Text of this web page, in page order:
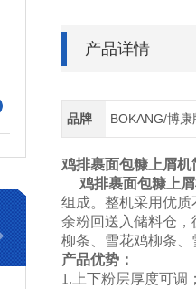
产品详情
品牌 BOKANG/博康
鸡排裹面包糠上屑机
鸡排裹面包糠上
组成。整机采用优
余粉回送入储料仓
柳条、雪花鸡柳条
产品优势 ：
1.上下粉层厚度可调